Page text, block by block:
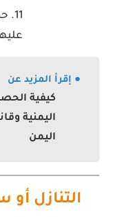
● إقرأ المزيد عن
كيفية
اليمنية
اليمن
التنازل